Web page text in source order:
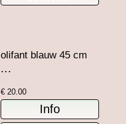
olifant blauw 45 cm
...
€ 20.00